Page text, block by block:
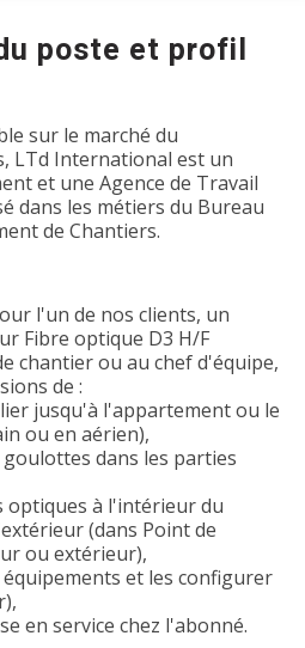
poste et profil
sur le marché du
LTd International est un
et une Agence de Travail
dans les métiers du Bureau
de Chantiers.
l'un de nos clients, un
Fibre optique D3 H/F
chantier ou au chef d'équipe,
de :
jusqu'à l'appartement ou le
ou en aérien),
dans les parties
optiques à l'intérieur du
(dans Point de
ou extérieur),
et les configurer
en service chez l'abonné.